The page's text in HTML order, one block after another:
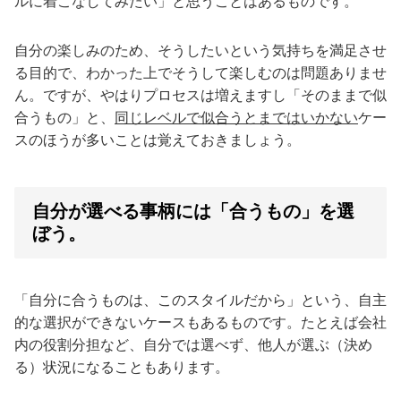
自分の楽しみのため、そうしたいという気持ちを満足させ
る目的で、わかった上でそうして楽しむのは問題ありませ
ん。ですが、やはりプロセスは増えますし「そのままで似
合うもの」と、
同じレベルで似合うとまではいかないケー
スのほうが多いことは覚えておきましょう。
自分が選べる事柄には「合うもの」を選
ぼう。
「自分に合うものは、このスタイルだから」という、自主
的な選択ができないケースもあるものです。たとえば会社
内の役割分担など、自分では選べず、他人が選ぶ（決め
る）状況になることもあります。